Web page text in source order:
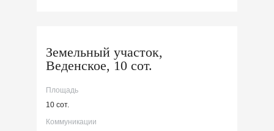
Земельный участок,
Веденское, 10 сот.
Площадь
10 сот.
Коммуникации